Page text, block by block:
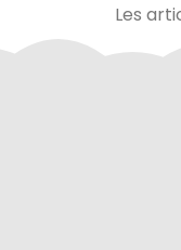
Les